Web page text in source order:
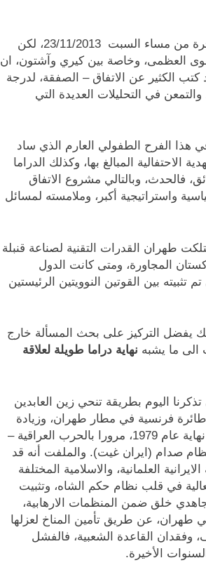
انجز اتفاق جنيف الخاص بالملف النووي الايراني في ساعة عصيبة ومتأخرة من مساء السبت 23/11/2013، لكن
العظمى، وخاصة بين كيري وآشتون، ان
كتب الكثير عن الاتفاق – الصفقة، لدرجة
والتمعن في التحليلات العديدة التي
الفرح الطفولي العارم الذي ساد
المبالغ بها، وكذلك الدراما
فالحدث، وبالتالي مشروع الاتفاق
واستراتيجية أكبر، وملامسته لمسائل
طهران القدرات التقنية لصناعة قنبلة
المجاورة، ومتى كانت الدول
بين القوتين النوويتين الرئيستين
يفضل التركيز على بحث المسألة خارج
الى ما يشبه نهاية دراما طويلة لعلاقة
اليوم بطريقة تنحي زين العابدين
فرنسية في مطار طهران، وزيادة
التوتر بين الحكام الجدد وأمريكا اثر احتلال الطلاب لسفارتها في طهران نهاية عام 1979، مرورا بالحرب العراقية –
صدام (ايران غيت). والملفت أنه قد
العلمانية، والاسلامية المختلفة
في قلب نظام حكم الشاه، وتثبيت
خلق ضمن المنظمات الارهابية،
طهران، عن طريق تأمين المناخ لعزلها
وفقدان القاعدة الشعبية، فالفشل
الأخيرة.